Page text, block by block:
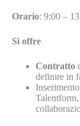
Orario: 9:00 –
Si offre
Contratto
definire in